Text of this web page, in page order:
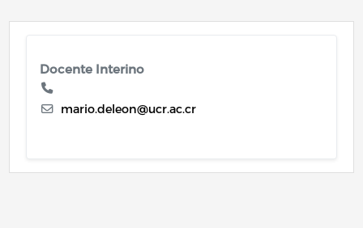
Docente Interino
mario.deleon@ucr.ac.cr